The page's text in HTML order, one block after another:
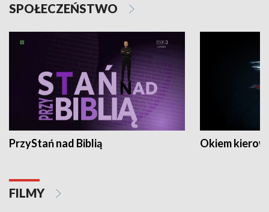
SPOŁECZEŃSTWO
PrzyStań nad Biblią Okiem
FILMY